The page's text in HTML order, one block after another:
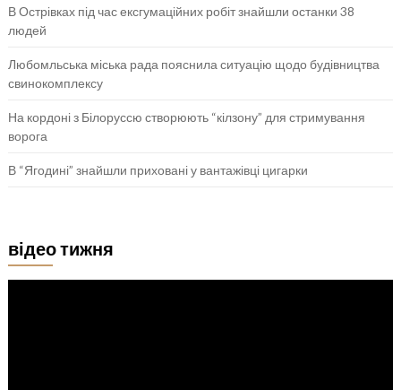
В Острівках під час ексгумаційних робіт знайшли останки 38
людей
Любомльська міська рада пояснила ситуацію щодо будівництва
свинокомплексу
На кордоні з Білоруссю створюють “кілзону” для стримування
ворога
В “Ягодині” знайшли приховані у вантажівці цигарки
відео тижня